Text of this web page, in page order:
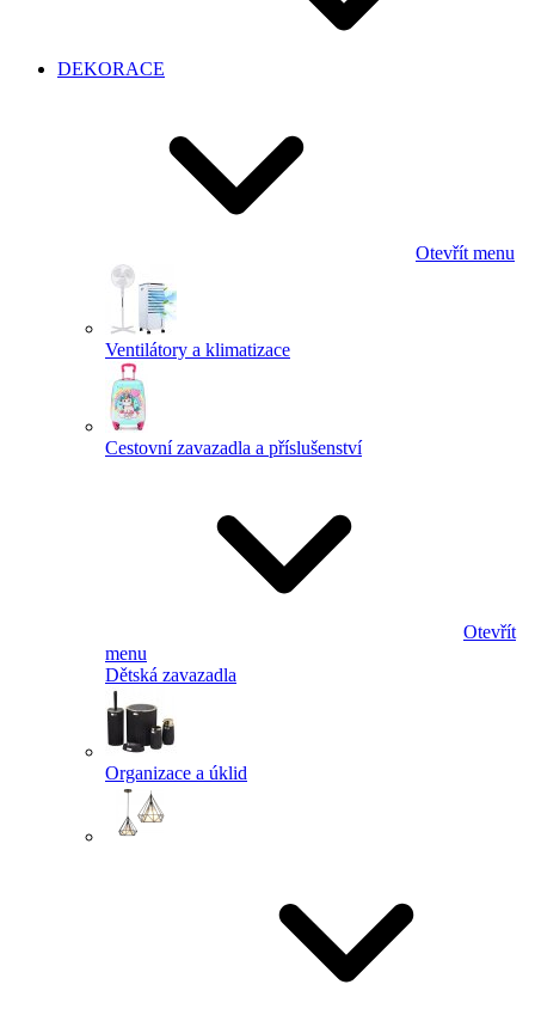
DEKORACE
Otevřít menu
Ventilátory a klimatizace
Cestovní zavazadla a příslušenství
Otevřít
menu
Dětská zavazadla
Organizace a úklid